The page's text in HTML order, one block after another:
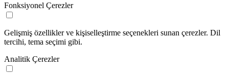
Fonksiyonel Çerezler
Gelişmiş özellikler ve kişiselleştirme seçenekleri sunan çerezler. Dil
tercihi, tema seçimi gibi.
Analitik Çerezler